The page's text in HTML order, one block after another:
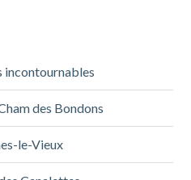
incontournables
des Bondons
le-Vieux